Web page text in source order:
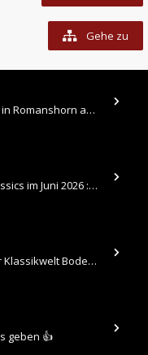
Gehe zu
Hallo , Im Juni veranstaltete die Autobau in Romanshorn auf ihrem Gelände ein kleines Youngtimertreffen : https://up.
​Hallo , Hier sind die Bilder vom Older Classics im Juni 2026 : https://up.picr.de/51155940wd.jpg https://up.pic
Hallo , Hier sind nun meine Bilder 2026er Klassikwelt Bodensee 😀 https://up.picr.de/51125547rb.jpg https://up.pi
geben 👍